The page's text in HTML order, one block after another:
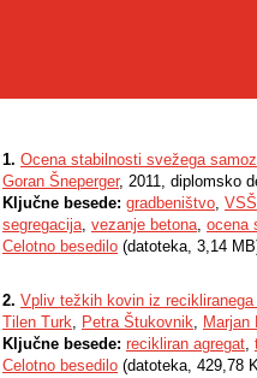
1. Ocena stabilnosti svežega
Goran Šneperger, 2011, diplomsko
Ključne besede: gradbeništvo, VSŠ
segregacija, vezanje betona, ocena
Celotno besedilo (datoteka, 3,14
2. Vpliv težkih kovin iz
Tilen Turk, Petra Štukovnik, Marjan
Ključne besede: recikliran agregat,
Celotno besedilo (datoteka, 429,78